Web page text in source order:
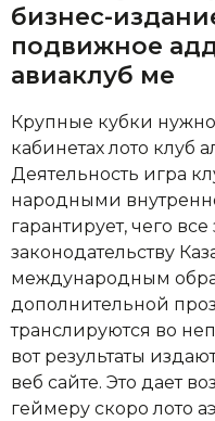
бизнес-
подвижное
авиаклуб ме
Крупные кубки
кабинетах лото клуб
Деятельность игра
народными
гарантирует, чего
законодательству
международным
дополнительной
транслируются во
вот результаты
веб сайте. Это дает
геймеру скоро лото